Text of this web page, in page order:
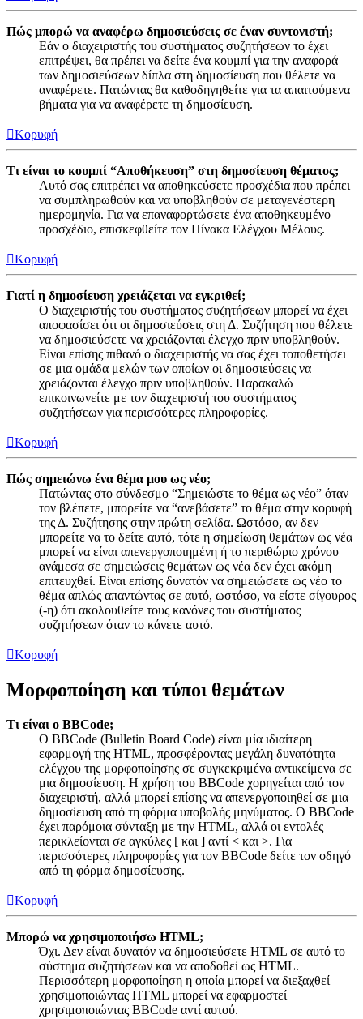
Πώς μπορώ να αναφέρω δημοσιεύσεις σε έναν συντονιστή;
Εάν ο διαχειριστής του συστήματος συζητήσεων το έχει
επιτρέψει, θα πρέπει να δείτε ένα κουμπί για την αναφορά
των δημοσιεύσεων δίπλα στη δημοσίευση που θέλετε να
αναφέρετε. Πατώντας θα καθοδηγηθείτε για τα απαιτούμενα
βήματα για να αναφέρετε τη δημοσίευση.
Κορυφή
Τι είναι το κουμπί “Αποθήκευση” στη δημοσίευση θέματος;
Αυτό σας επιτρέπει να αποθηκεύσετε προσχέδια που πρέπει
να συμπληρωθούν και να υποβληθούν σε μεταγενέστερη
ημερομηνία. Για να επαναφορτώσετε ένα αποθηκευμένο
προσχέδιο, επισκεφθείτε τον Πίνακα Ελέγχου Μέλους.
Κορυφή
Γιατί η δημοσίευση χρειάζεται να εγκριθεί;
Ο διαχειριστής του συστήματος συζητήσεων μπορεί να έχει
αποφασίσει ότι οι δημοσιεύσεις στη Δ. Συζήτηση που θέλετε
να δημοσιεύσετε να χρειάζονται έλεγχο πριν υποβληθούν.
Είναι επίσης πιθανό ο διαχειριστής να σας έχει τοποθετήσει
σε μια ομάδα μελών των οποίων οι δημοσιεύσεις να
χρειάζονται έλεγχο πριν υποβληθούν. Παρακαλώ
επικοινωνείτε με τον διαχειριστή του συστήματος
συζητήσεων για περισσότερες πληροφορίες.
Κορυφή
Πώς σημειώνω ένα θέμα μου ως νέο;
Πατώντας στο σύνδεσμο “Σημειώστε το θέμα ως νέο” όταν
τον βλέπετε, μπορείτε να “ανεβάσετε” το θέμα στην κορυφή
της Δ. Συζήτησης στην πρώτη σελίδα. Ωστόσο, αν δεν
μπορείτε να το δείτε αυτό, τότε η σημείωση θεμάτων ως νέα
μπορεί να είναι απενεργοποιημένη ή το περιθώριο χρόνου
ανάμεσα σε σημειώσεις θεμάτων ως νέα δεν έχει ακόμη
επιτευχθεί. Είναι επίσης δυνατόν να σημειώσετε ως νέο το
θέμα απλώς απαντώντας σε αυτό, ωστόσο, να είστε σίγουρος
(-η) ότι ακολουθείτε τους κανόνες του συστήματος
συζητήσεων όταν το κάνετε αυτό.
Κορυφή
Μορφοποίηση και τύποι θεμάτων
Τι είναι ο BBCode;
Ο BBCode (Bulletin Board Code) είναι μία ιδιαίτερη
εφαρμογή της HTML, προσφέροντας μεγάλη δυνατότητα
ελέγχου της μορφοποίησης σε συγκεκριμένα αντικείμενα σε
μια δημοσίευση. Η χρήση του BBCode χορηγείται από τον
διαχειριστή, αλλά μπορεί επίσης να απενεργοποιηθεί σε μια
δημοσίευση από τη φόρμα υποβολής μηνύματος. Ο BBCode
έχει παρόμοια σύνταξη με την HTML, αλλά οι εντολές
περικλείονται σε αγκύλες [ και ] αντί < και >. Για
περισσότερες πληροφορίες για τον BBCode δείτε τον οδηγό
από τη φόρμα δημοσίευσης.
Κορυφή
Μπορώ να χρησιμοποιήσω HTML;
Όχι. Δεν είναι δυνατόν να δημοσιεύσετε HTML σε αυτό το
σύστημα συζητήσεων και να αποδοθεί ως HTML.
Περισσότερη μορφοποίηση η οποία μπορεί να διεξαχθεί
χρησιμοποιώντας HTML μπορεί να εφαρμοστεί
χρησιμοποιώντας BBCode αντί αυτού.